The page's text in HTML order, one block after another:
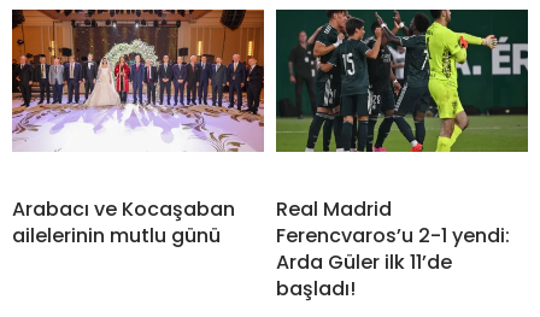
Arabacı ve Kocaşaban
ailelerinin mutlu günü
Real Madrid
Ferencvaros’u 2-1 yendi:
Arda Güler ilk 11’de
başladı!